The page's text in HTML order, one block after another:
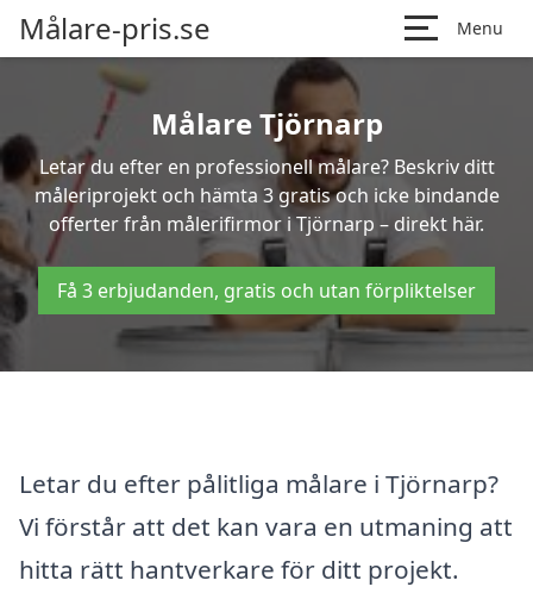
Målare-pris.se Menu
Målare Tjörnarp
Letar du efter en professionell målare? Beskriv ditt
måleriprojekt och hämta 3 gratis och icke bindande
offerter från målerifirmor i Tjörnarp – direkt här.
Få 3 erbjudanden, gratis och utan förpliktelser
Letar du efter pålitliga målare i Tjörnarp?
Vi förstår att det kan vara en utmaning att
hitta rätt hantverkare för ditt projekt.